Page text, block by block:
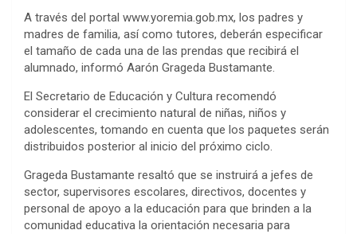
A través del portal www.yoremia.gob.mx, los padres y
madres de familia, así como tutores, deberán especificar
el tamaño de cada una de las prendas que recibirá el
alumnado, informó Aarón Grageda Bustamante.
El Secretario de Educación y Cultura recomendó
considerar el crecimiento natural de niñas, niños y
adolescentes, tomando en cuenta que los paquetes serán
distribuidos posterior al inicio del próximo ciclo.
Grageda Bustamante resaltó que se instruirá a jefes de
sector, supervisores escolares, directivos, docentes y
personal de apoyo a la educación para que brinden a la
comunidad educativa la orientación necesaria para